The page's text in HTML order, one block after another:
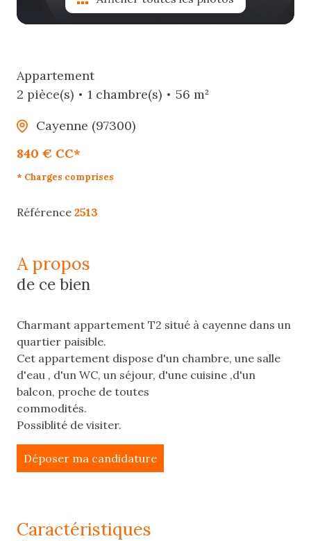
Appartement
2 pièce(s)
1 chambre(s)
56 m²
Cayenne (97300)
840 € CC*
* Charges comprises
Référence 2513
a propos
de ce bien
Charmant appartement T2 situé à cayenne dans un
quartier paisible.
Cet appartement dispose d'un chambre, une salle
d'eau , d'un WC, un séjour, d'une cuisine ,d'un
balcon, proche de toutes
commodités.
Possiblité de visiter.
Déposer ma candidature
caractéristiques